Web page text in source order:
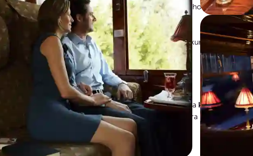
en forlengelse av togreisen. Båt-transfer fra/til sentralt hotell i Venezia
Prisene er pr person i delt kabin.
Prisene er dynamiskefrapriserogvarierer med valutakurser/sesong/
Venzia - Paris / Paris - Venezia
Historic Cabin frakr 54 390
Suite Double/Twin(suiter med sovedel og bad) fra kr 122 990
(suiter med salong, sovedel og bad) fra kr 189 420
Venezia - Paris